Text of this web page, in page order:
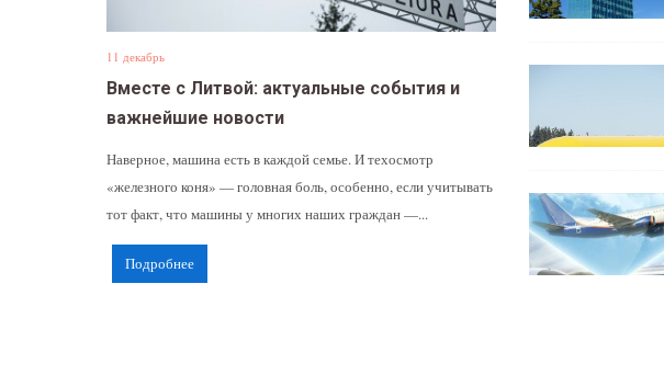
11 декабрь
Вместе с Литвой: актуальные события и
важнейшие новости
Наверное, машина есть в каждой семье. И техосмотр
«железного коня» — головная боль, особенно, если учитывать
тот факт, что машины у многих наших граждан —...
Подробнее